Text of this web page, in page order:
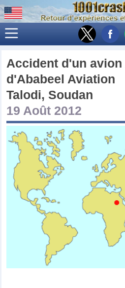
Accident d'un avion
d'Ababeel Aviation
Talodi, Soudan
19 Août 2012